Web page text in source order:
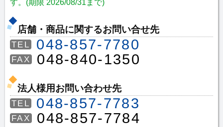
す。(期限 2026/08/31まで)
店舗・商品に関するお問い合せ先
TEL 048-857-7780
FAX 048-840-1350
法人様用お問い合わせ先
TEL 048-857-7783
FAX 048-857-7784